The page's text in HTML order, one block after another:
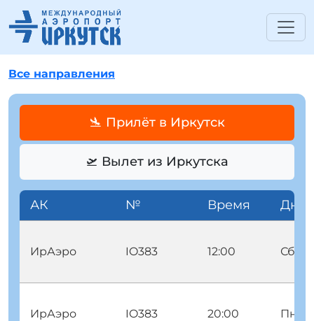
Все направления
🛬 Прилёт в Иркутск
🛫 Вылет из Иркутска
АК № Время Дни
ИрАэро IO383 12:00 Сбт
ИрАэро IO383 20:00 Пнд